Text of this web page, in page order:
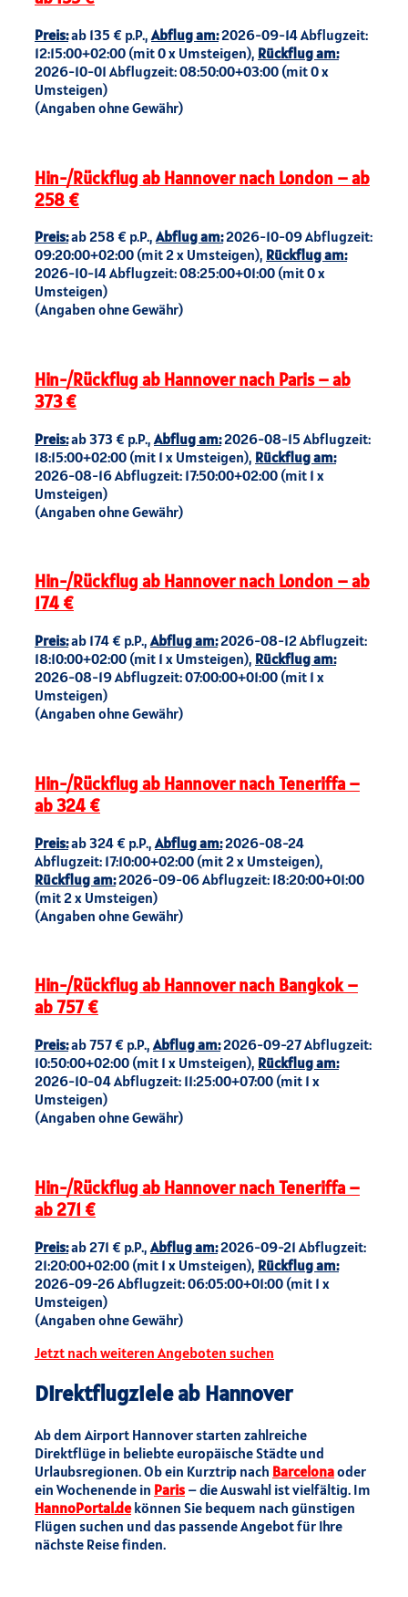
Preis:ab 135 € p.P., Abflug am:2026-09-14 Abflugzeit:
12:15:00+02:00 (mit 0 x Umsteigen), Rückflug am:
2026-10-01 Abflugzeit: 08:50:00+03:00 (mit 0 x
Umsteigen)
(Angaben ohne Gewähr)
Hin-/Rückflug ab Hannover nach London – ab
258 €
Preis:ab 258 € p.P.,Abflug am:2026-10-09 Abflugzeit:
09:20:00+02:00 (mit 2 x Umsteigen), Rückflug am:
2026-10-14 Abflugzeit: 08:25:00+01:00 (mit 0 x
Umsteigen)
(Angaben ohne Gewähr)
Hin-/Rückflug ab Hannover nach Paris – ab
373 €
Preis:ab 373 € p.P., Abflug am:2026-08-15 Abflugzeit:
18:15:00+02:00 (mit 1 x Umsteigen), Rückflug am:
2026-08-16 Abflugzeit: 17:50:00+02:00 (mit 1 x
Umsteigen)
(Angaben ohne Gewähr)
Hin-/Rückflug ab Hannover nach London – ab
174 €
Preis:ab 174 € p.P.,Abflug am:2026-08-12 Abflugzeit:
18:10:00+02:00 (mit 1 x Umsteigen), Rückflug am:
2026-08-19 Abflugzeit: 07:00:00+01:00 (mit 1 x
Umsteigen)
(Angaben ohne Gewähr)
Hin-/Rückflug ab Hannover nach Teneriffa –
ab 324 €
Preis:ab 324 € p.P., Abflug am:2026-08-24
Abflugzeit: 17:10:00+02:00 (mit 2 x Umsteigen),
Rückflug am:2026-09-06 Abflugzeit: 18:20:00+01:00
(mit 2 x Umsteigen)
(Angaben ohne Gewähr)
Hin-/Rückflug ab Hannover nach Bangkok –
ab 757 €
Preis:ab 757 € p.P.,Abflug am:2026-09-27 Abflugzeit:
10:50:00+02:00 (mit 1 x Umsteigen), Rückflug am:
2026-10-04 Abflugzeit: 11:25:00+07:00 (mit 1 x
Umsteigen)
(Angaben ohne Gewähr)
Hin-/Rückflug ab Hannover nach Teneriffa –
ab 271 €
Preis:ab 271 € p.P., Abflug am:2026-09-21 Abflugzeit:
21:20:00+02:00 (mit 1 x Umsteigen), Rückflug am:
2026-09-26 Abflugzeit: 06:05:00+01:00 (mit 1 x
Umsteigen)
(Angaben ohne Gewähr)
Jetzt nach weiteren Angeboten suchen
Direktflugziele ab Hannover
Ab dem Airport Hannover starten zahlreiche
Direktflüge in beliebte europäische Städte und
Urlaubsregionen. Ob ein Kurztrip nach Barcelonaoder
ein Wochenende in Paris – die Auswahl ist vielfältig. Im
HannoPortal.dekönnen Sie bequem nach günstigen
Flügen suchen und das passende Angebot für Ihre
nächste Reise finden.